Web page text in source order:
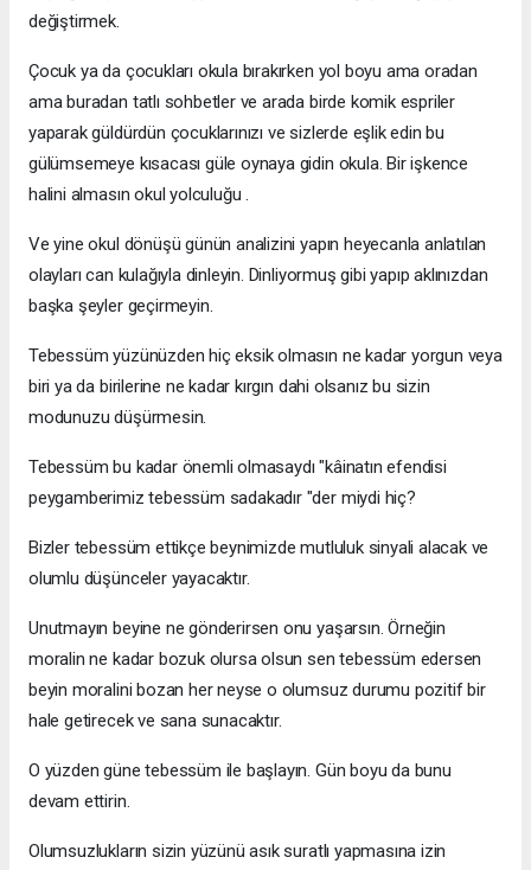
değiştirmek.
Çocuk ya da çocukları okula bırakırken yol boyu ama oradan
ama buradan tatlı sohbetler ve arada birde komik espriler
yaparak güldürdün çocuklarınızı ve sizlerde eşlik edin bu
gülümsemeye kısacası güle oynaya gidin okula. Bir işkence
halini almasın okul yolculuğu .
Ve yine okul dönüşü günün analizini yapın heyecanla anlatılan
olayları can kulağıyla dinleyin. Dinliyormuş gibi yapıp aklınızdan
başka şeyler geçirmeyin.
Tebessüm yüzünüzden hiç eksik olmasın ne kadar yorgun veya
biri ya da birilerine ne kadar kırgın dahi olsanız bu sizin
modunuzu düşürmesin.
Tebessüm bu kadar önemli olmasaydı "kâinatın efendisi
peygamberimiz tebessüm sadakadır "der miydi hiç?
Bizler tebessüm ettikçe beynimizde mutluluk sinyali alacak ve
olumlu düşünceler yayacaktır.
Unutmayın beyine ne gönderirsen onu yaşarsın. Örneğin
moralin ne kadar bozuk olursa olsun sen tebessüm edersen
beyin moralini bozan her neyse o olumsuz durumu pozitif bir
hale getirecek ve sana sunacaktır.
O yüzden güne tebessüm ile başlayın. Gün boyu da bunu
devam ettirin.
Olumsuzlukların sizin yüzünü asık suratlı yapmasına izin